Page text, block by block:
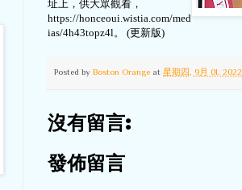
址上，供大眾觀看，
https://honceoui.wistia.com/med
ias/4h43topz4l。 (更新版)
Posted by Boston Orange at 星期四, 9月 01, 2022
沒有留言:
發佈留言